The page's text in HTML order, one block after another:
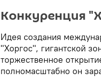
Конкуренция
Идея создания
"Хоргос", гигантской
торжественное
полномасштабно он